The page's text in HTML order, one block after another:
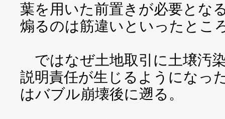
葉を用いた前置きが必要とな
煽るのは筋違いといったとこ
ではなぜ土地取引に土壌汚
説明責任が生じるようになっ
はバブル崩壊後に遡る。